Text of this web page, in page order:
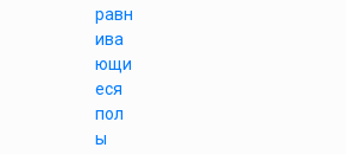
равн
ива
ющи
еся
пол
ы